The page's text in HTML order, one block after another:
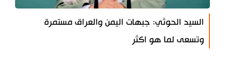
السيد الحوثي: جبهات اليمن والعراق مستمرة
وتسعى لما هو اكثر